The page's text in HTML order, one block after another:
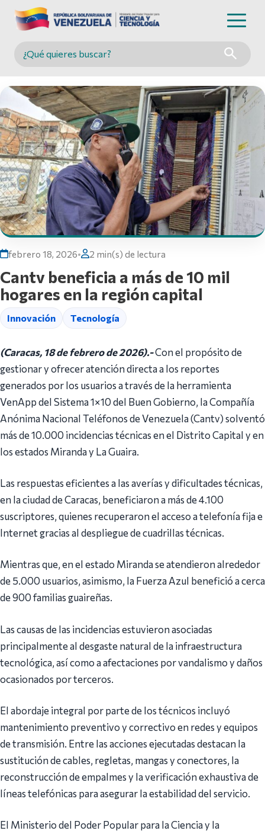
Buscar en MINCYT
febrero 18, 2026• 2 min(s) de lectura
Cantv beneficia a más de 10 mil
hogares en la región capital
Innovación Tecnología
(Caracas, 18 de febrero de 2026).-Con el propósito de
gestionar y ofrecer atención directa a los reportes
generados por los usuarios a través de la herramienta
VenApp del Sistema 1×10 del Buen Gobierno, la Compañía
Anónima Nacional Teléfonos de Venezuela (Cantv) solventó
más de 10.000 incidencias técnicas en el Distrito Capital y en
los estados Miranda y La Guaira.
Las respuestas eficientes a las averías y dificultades técnicas,
en la ciudad de Caracas, beneficiaron a más de 4.100
suscriptores, quienes recuperaron el acceso a telefonía fija e
Internet gracias al despliegue de cuadrillas técnicas.
Mientras que, en el estado Miranda se atendieron alrededor
de 5.000 usuarios, asimismo, la Fuerza Azul benefició a cerca
de 900 familias guaireñas.
Las causas de las incidencias estuvieron asociadas
principalmente al desgaste natural de la infraestructura
tecnológica, así como a afectaciones por vandalismo y daños
ocasionados por terceros.
El abordaje integral por parte de los técnicos incluyó
mantenimiento preventivo y correctivo en redes y equipos
de transmisión. Entre las acciones ejecutadas destacan la
sustitución de cables, regletas, mangas y conectores, la
reconstrucción de empalmes y la verificación exhaustiva de
líneas telefónicas para asegurar la estabilidad del servicio.
El Ministerio del Poder Popular para la Ciencia y la